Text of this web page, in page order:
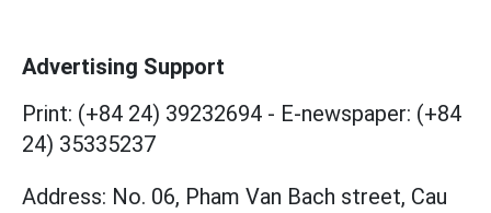
Advertising Support
Print: (+84 24) 39232694 - E-newspaper: (+84
24) 35335237
Address: No. 06, Pham Van Bach street, Cau